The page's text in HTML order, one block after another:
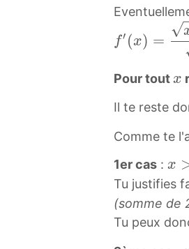
+
1
f
'
x
=
1
+
\
d
′
x
)
x
2
+
1
+
x
f′ (x) =
Pour toutx
x
Il te reste
Comme te
1er cas : x
>
0
x
x
Tu justifies
(somme de
Tu peux